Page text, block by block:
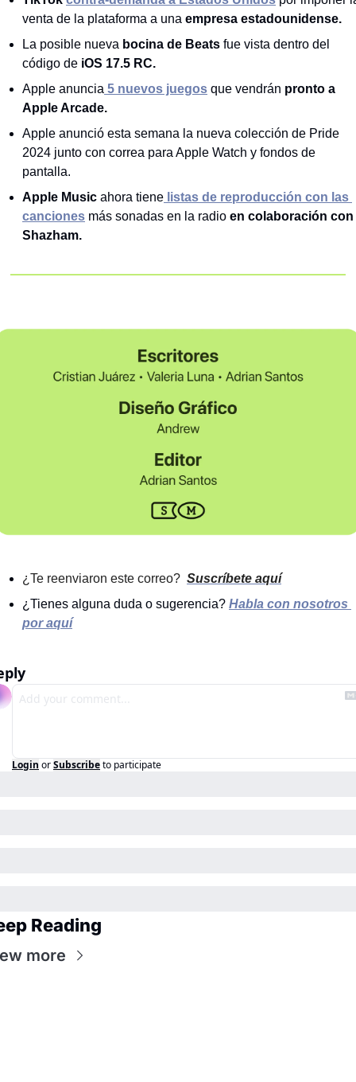
venta de la plataforma a una empresa estadounidense.
La posible nueva bocina de Beats fue vista dentro del
código de iOS 17.5 RC.
Apple anuncia 5 nuevos juegos que vendrán pronto a
Apple Arcade.
Apple anunció esta semana la nueva colección de Pride
2024 junto con correa para Apple Watch y fondos de
pantalla.
Apple Music ahora tiene listas de reproducción con las
canciones más sonadas en la radio en colaboración con
Shazham.
¿Te reenviaron este correo? Suscríbete aquí
¿Tienes alguna duda o sugerencia? Habla con nosotros
por aquí
Login orSubscribeto participate
Reading
more